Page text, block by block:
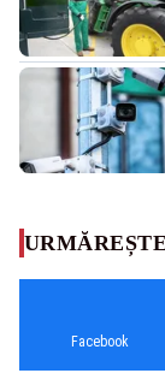
Facebook